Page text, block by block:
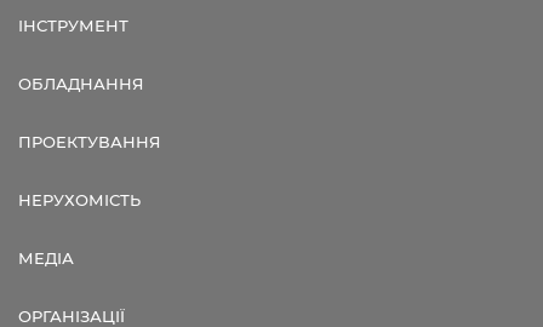
ІНСТРУМЕНТ
ОБЛАДНАННЯ
ПРОЕКТУВАННЯ
НЕРУХОМІСТЬ
МЕДІА
ОРГАНІЗАЦІЇ